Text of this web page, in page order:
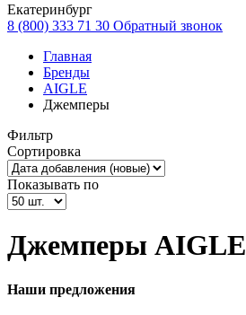
Екатеринбург
8 (800) 333 71 30 Обратный звонок
Главная
Бренды
AIGLE
Джемперы
Фильтр
Сортировка
Показывать по
Джемперы AIGLE
Наши предложения